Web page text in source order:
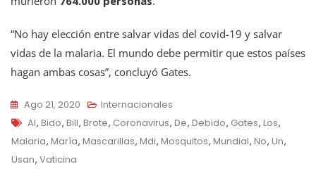
“No hay elección entre salvar vidas del covid-19 y salvar
vidas de la malaria. El mundo debe permitir que estos países
hagan ambas cosas”, concluyó Gates.
Ago 21, 2020
Internacionales
Tags
Al, Bido, Bill, Brote, Coronavirus, De, Debido, Gates, Los,
Malaria, María, Mascarillas, Mdi, Mosquitos, Mundial, No, Un,
Usan, Vaticina